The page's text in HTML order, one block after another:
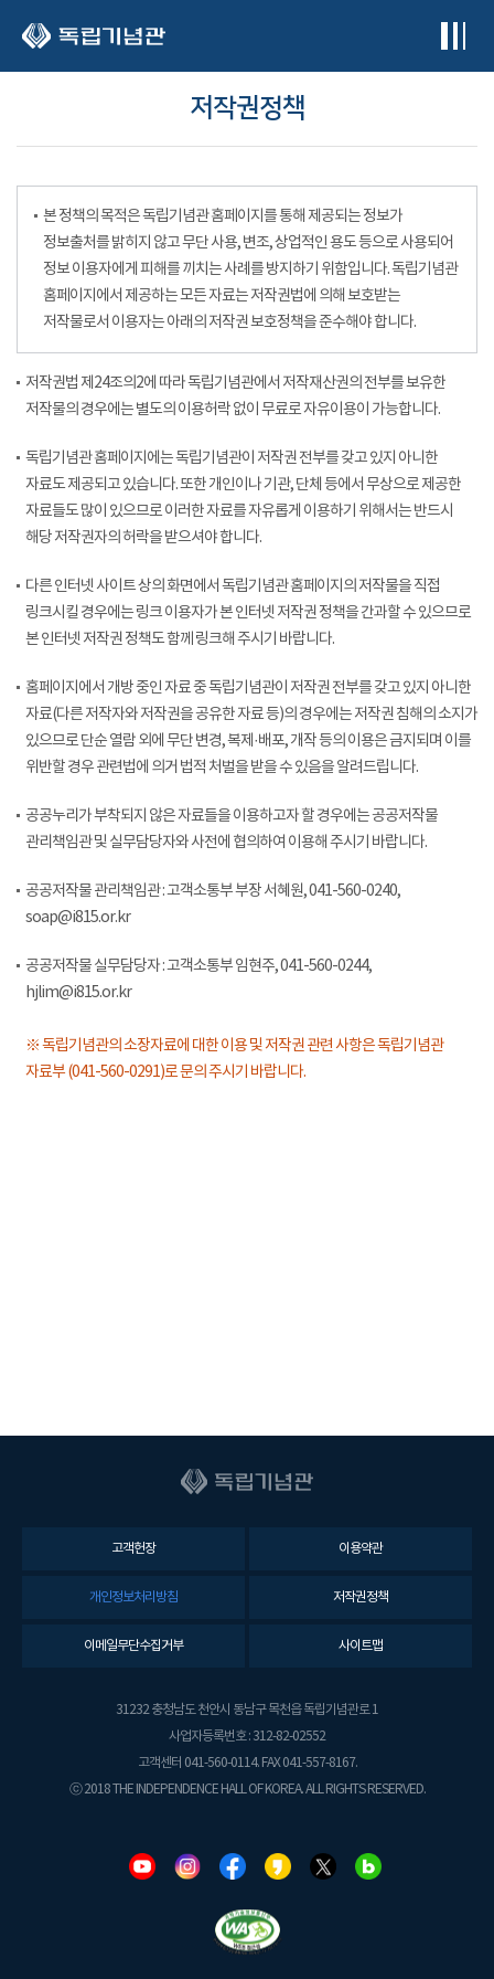
저작권정책
본 정책의 목적은 독립기념관 홈페이지를 통해 제공되는 정보가
정보출처를 밝히지 않고 무단 사용, 변조, 상업적인 용도 등으로 사용되어
정보 이용자에게 피해를 끼치는 사례를 방지하기 위함입니다. 독립기념관
홈페이지에서 제공하는 모든 자료는 저작권법에 의해 보호받는
저작물로서 이용자는 아래의 저작권 보호정책을 준수해야 합니다.
저작권법 제24조의2에 따라 독립기념관에서 저작재산권의 전부를 보유한
저작물의 경우에는 별도의 이용허락 없이 무료로 자유이용이 가능합니다.
독립기념관 홈페이지에는 독립기념관이 저작권 전부를 갖고 있지 아니한
자료도 제공되고 있습니다. 또한 개인이나 기관, 단체 등에서 무상으로 제공한
자료들도 많이 있으므로 이러한 자료를 자유롭게 이용하기 위해서는 반드시
해당 저작권자의 허락을 받으셔야 합니다.
다른 인터넷 사이트 상의 화면에서 독립기념관 홈페이지의 저작물을 직접
링크시킬 경우에는 링크 이용자가 본 인터넷 저작권 정책을 간과할 수 있으므로
본 인터넷 저작권 정책도 함께 링크해 주시기 바랍니다.
홈페이지에서 개방 중인 자료 중 독립기념관이 저작권 전부를 갖고 있지 아니한
자료(다른 저작자와 저작권을 공유한 자료 등)의 경우에는 저작권 침해의 소지가
있으므로 단순 열람 외에 무단 변경, 복제·배포, 개작 등의 이용은 금지되며 이를
위반할 경우 관련법에 의거 법적 처벌을 받을 수 있음을 알려드립니다.
공공누리가 부착되지 않은 자료들을 이용하고자 할 경우에는 공공저작물
관리책임관 및 실무담당자와 사전에 협의하여 이용해 주시기 바랍니다.
공공저작물 관리책임관 : 고객소통부 부장 서혜원, 041-560-0240,
soap@i815.or.kr
공공저작물 실무담당자 : 고객소통부 임현주, 041-560-0244,
hjlim@i815.or.kr
※ 독립기념관의 소장자료에 대한 이용 및 저작권 관련 사항은 독립기념관
자료부 (041-560-0291)로 문의 주시기 바랍니다.
고객헌장 이용약관
개인정보처리방침 저작권정책
이메일무단수집거부 사이트맵
31232 충청남도 천안시 동남구 목천읍 독립기념관로 1
사업자등록번호 : 312-82-02552
고객센터 041-560-0114. FAX 041-557-8167.
ⓒ 2018 THE INDEPENDENCE HALL OF KOREA. ALL RIGHTS RESERVED.